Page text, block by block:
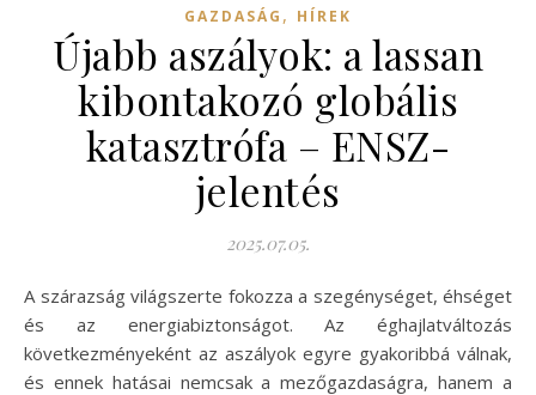
GAZDASÁG , HÍREK
Újabb aszályok: a lassan
kibontakozó globális
katasztrófa – ENSZ-
jelentés
2025.07.05.
A szárazság világszerte fokozza a szegénységet, éhséget
és az energiabiztonságot. Az éghajlatváltozás
következményeként az aszályok egyre gyakoribbá válnak,
és ennek hatásai nemcsak a mezőgazdaságra, hanem a